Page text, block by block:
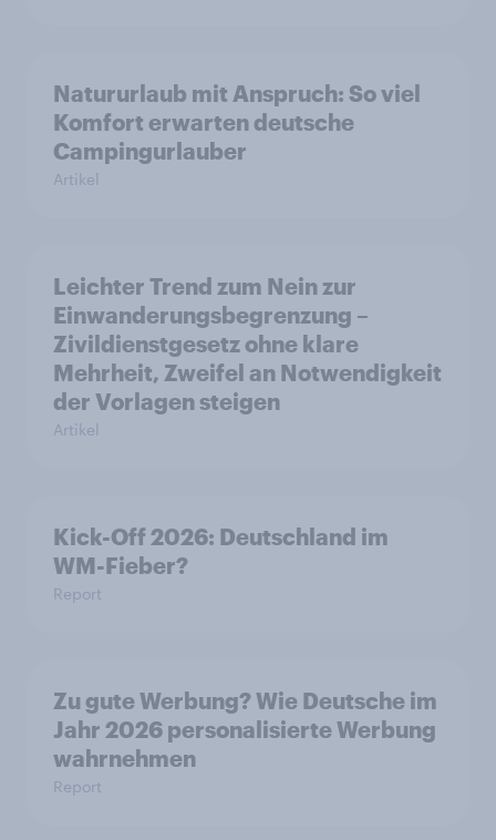
Natururlaub mit Anspruch: So viel
Komfort erwarten deutsche
Campingurlauber
Artikel
Leichter Trend zum Nein zur
Einwanderungsbegrenzung –
Zivildienstgesetz ohne klare
Mehrheit, Zweifel an Notwendigkeit
der Vorlagen steigen
Artikel
Kick-Off 2026: Deutschland im
WM-Fieber?
Report
Zu gute Werbung? Wie Deutsche im
Jahr 2026 personalisierte Werbung
wahrnehmen
Report